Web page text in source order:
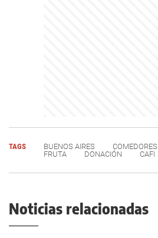
TAGS BUENOS AIRES COMEDORES
FRUTA
DONACIÓN CAFI
Noticias relacionadas